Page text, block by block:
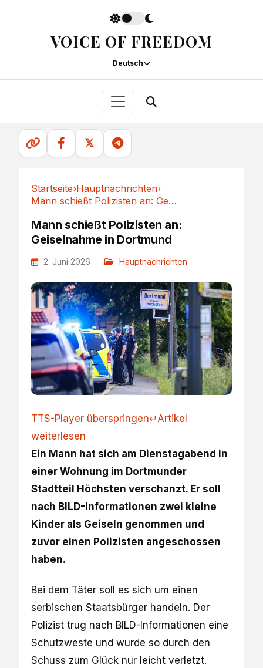
VOICE OF FREEDOM
Deutsch
𝕏
Startseite›Hauptnachrichten›
Mann schießt Polizisten an: Geiselnahme in Dortmund
Mann schießt Polizisten an:
Geiselnahme in Dortmund
2. Juni 2026 Hauptnachrichten
TTS-Player überspringen↵Artikel
weiterlesen
Ein Mann hat sich am Dienstagabend in
einer Wohnung im Dortmunder
Stadtteil Höchsten verschanzt. Er soll
nach BILD-Informationen zwei kleine
Kinder als Geiseln genommen und
zuvor einen Polizisten angeschossen
haben.
Bei dem Täter soll es sich um einen
serbischen Staatsbürger handeln. Der
Polizist trug nach BILD-Informationen eine
Schutzweste und wurde so durch den
Schuss zum Glück nur leicht verletzt.